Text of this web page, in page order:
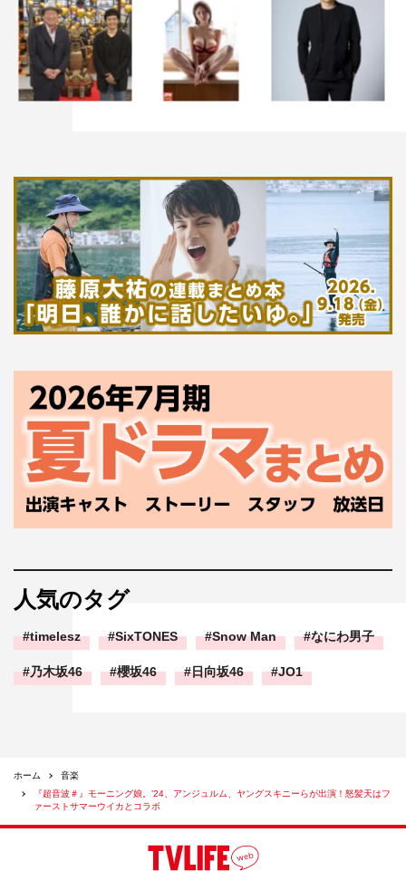
人気のタグ
timelesz SixTONES Snow Man なにわ男子
乃木坂46 櫻坂46 日向坂46 JO1
ホーム
音楽
『超音波＃』モーニング娘。’24、アンジュルム、ヤングスキニーらが出演！怒髪天はフ
ァーストサマーウイカとコラボ